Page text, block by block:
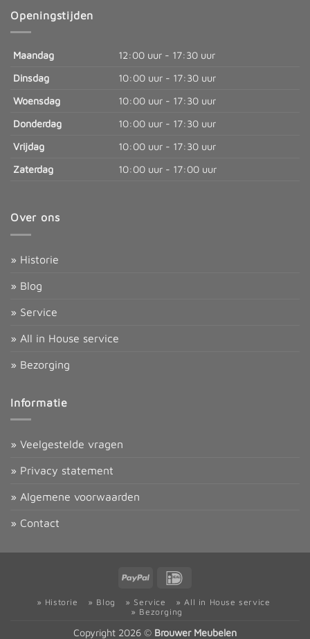
Openingstijden
Maandag
12:00 uur - 17:30 uur
Dinsdag
10:00 uur - 17:30 uur
Woensdag
10:00 uur - 17:30 uur
Donderdag
10:00 uur - 17:30 uur
Vrijdag
10:00 uur - 17:30 uur
Zaterdag
10:00 uur - 17:00 uur
Over ons
» Historie
» Blog
» Service
» All in House service
» Bezorging
Informatie
» Veelgestelde vragen
» Privacy statement
» Algemene voorwaarden
» Contact
PayPal
» Historie » Blog » Service
» All in House service
» Bezorging
Copyright 2026 © Brouwer Meubelen